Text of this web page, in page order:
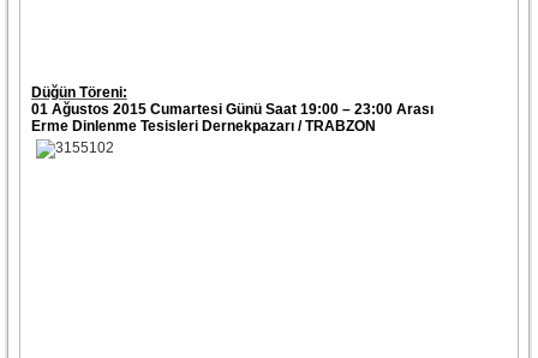
Düğün Töreni:
01 Ağustos 2015 Cumartesi Günü Saat 19:00 – 23:00 Arası
Erme Dinlenme Tesisleri Dernekpazarı / TRABZON